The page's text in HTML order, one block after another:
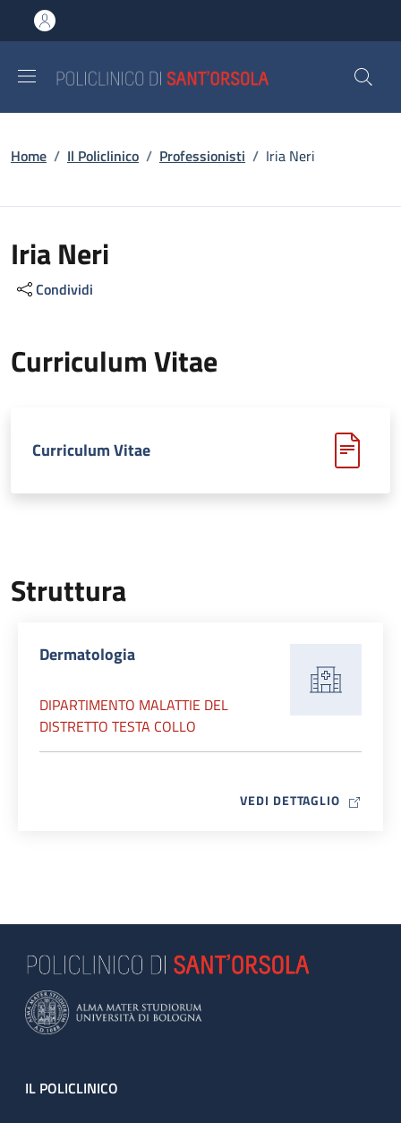
al contenuto principale
to footer content
Briciole di pane
Home / Il Policlinico / Professionisti / Iria Neri
Iria Neri
Condividi
Curriculum Vitae
Curriculum Vitae
Struttura
Dermatologia
DIPARTIMENTO MALATTIE DEL
DISTRETTO TESTA COLLO
VEDI DETTAGLIO MAP ICON
Footer
IL POLICLINICO